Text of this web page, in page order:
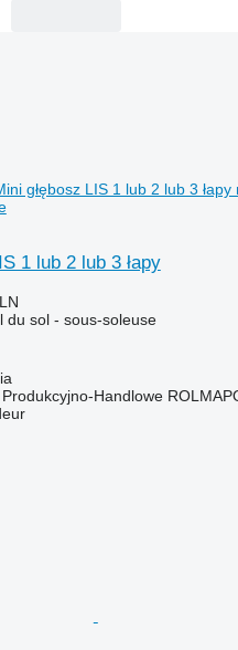
1 lub 2 lub 3 łapy
du sol - sous-soleuse
Handlowe